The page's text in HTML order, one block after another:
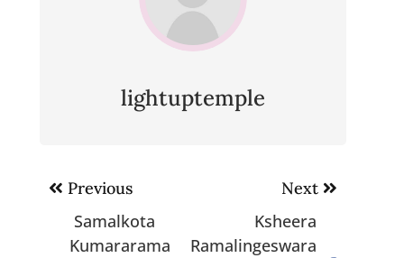
lightuptemple
Post
navigation
Previous
Samalkota
Kumararama
Next
Ksheera
Ramalingeswara